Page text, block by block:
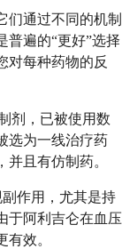
们通过不同的机制
普遍的“更好”选择
每种药物的反
剂，已被使用数
选为一线治疗药
且有仿制药。
作用，尤其是持
于阿利吉仑在血压
效。